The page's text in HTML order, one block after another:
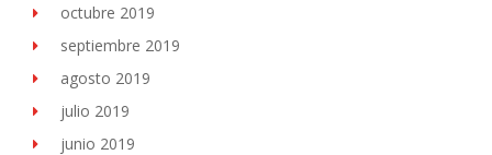
octubre 2019
septiembre 2019
agosto 2019
julio 2019
junio 2019